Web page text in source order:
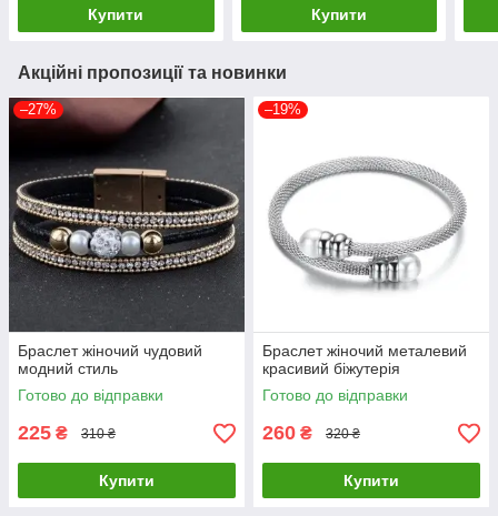
Купити Купити
Акційні пропозиції та новинки
–27%
Браслет жіночий чудовий
модний стиль
Готово до відправки
225 ₴ 310 ₴
Купити
–19%
Браслет жіночий металевий
красивий біжутерія
Готово до відправки
260 ₴ 320 ₴
Купити